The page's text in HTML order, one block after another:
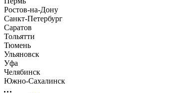
Ростов-на-Дону
Санкт-Петербург
Саратов
Тольятти
Тюмень
Ульяновск
Уфа
Челябинск
Южно-Сахалинск